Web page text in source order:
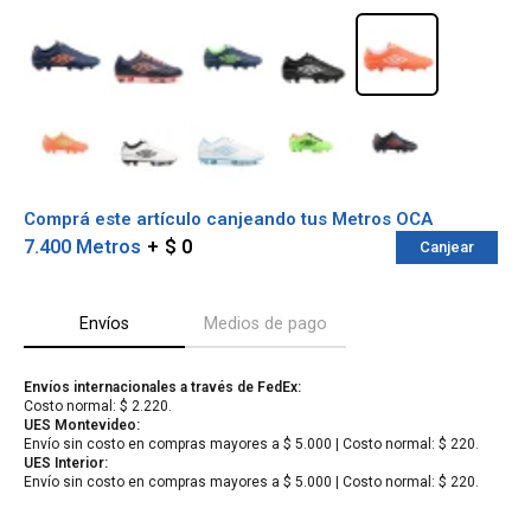
Comprá este artículo canjeando tus Metros OCA
7.400 Metros $ 0 Canjear
Envíos Medios de pago
Envíos internacionales a través de FedEx:
Costo normal: $ 2.220.
UES Montevideo:
Envío sin costo en compras mayores a $ 5.000 | Costo normal: $ 220.
UES Interior:
Envío sin costo en compras mayores a $ 5.000 | Costo normal: $ 220.
Comprá ahora y Pagá
comprar!
Comprá en 3 cuotas sin recargo o hasta en
12 cuotas * ¡Solo con tu cédula!
* sujeto aprobación crediticia.
Verifica si estás calificado para comprar
con Pago Después: